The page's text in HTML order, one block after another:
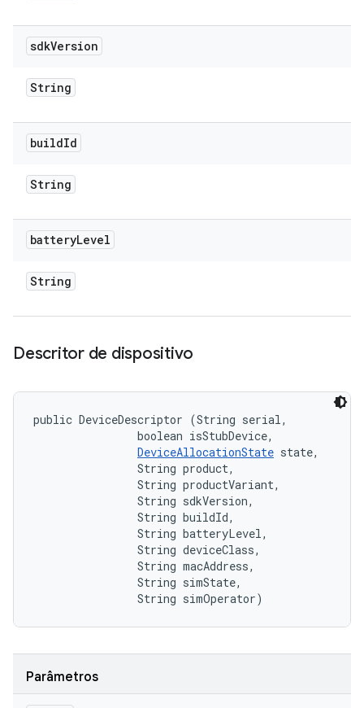
sdkVersion
String
buildId
String
batteryLevel
String
Descritor de dispositivo
public DeviceDescriptor (String serial,
                boolean isStubDevice,
DeviceAllocationState state,
                String product,
                String productVariant,
                String sdkVersion,
                String buildId,
                String batteryLevel,
                String deviceClass,
                String macAddress,
                String simState,
                String simOperator)
Parâmetros